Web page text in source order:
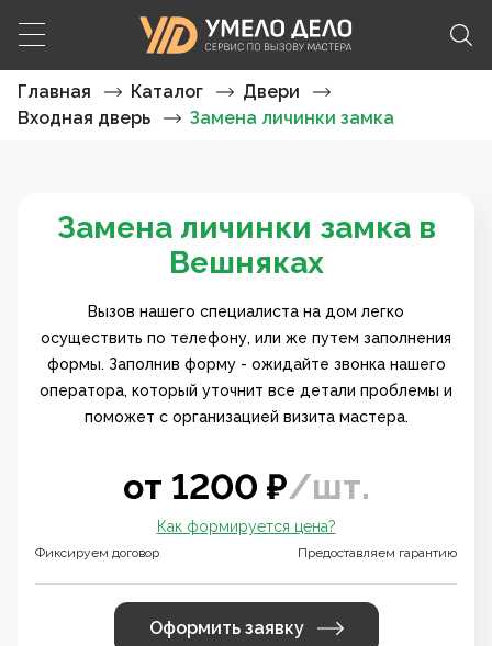
Главная Каталог
Двери
Входная дверь
Замена личинки замка
Замена личинки замка в
Вешняках
Вызов нашего специалиста на дом легко
осуществить по телефону, или же путем заполнения
формы. Заполнив форму - ожидайте звонка нашего
оператора, который уточнит все детали проблемы и
поможет с организацией визита мастера.
от 1200 ₽/шт.
Фиксируем договор
Как формируется цена?
Предоставляем гарантию
Оформить заявку